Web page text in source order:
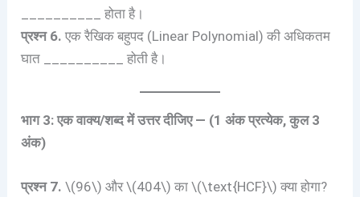
__________ होता है।
प्रश्न 6. एक रैखिक बहुपद (Linear Polynomial) की अधिकतम
घात __________ होती है।
भाग 3: एक वाक्य/शब्द में उत्तर दीजिए — (1 अंक प्रत्येक, कुल 3
अंक)
प्रश्न 7. \(96\) और \(404\) का \(\text{HCF}\) क्या होगा?